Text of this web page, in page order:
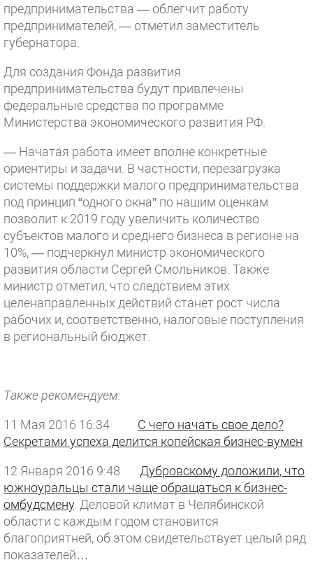
предпринимательства — облегчит работу
предпринимателей, — отметил заместитель
губернатора.
Для создания Фонда развития
предпринимательства будут привлечены
федеральные средства по программе
Министерства экономического развития РФ.
— Начатая работа имеет вполне конкретные
ориентиры и задачи. В частности, перезагрузка
системы поддержки малого предпринимательства
под принцип “одного окна” по нашим оценкам
позволит к 2019 году увеличить количество
субъектов малого и среднего бизнеса в регионе на
10%, — подчеркнул министр экономического
развития области Сергей Смольников. Также
министр отметил, что следствием этих
целенаправленных действий станет рост числа
рабочих и, соответственно, налоговые поступления
в региональный бюджет.
Также рекомендуем:
11 Мая 2016 16:34 С чего начать свое дело?
Секретами успеха делится копейская бизнес-вумен
12 Января 2016 9:48 Дубровскому доложили, что
южноуральцы стали чаще обращаться к бизнес-
омбудсмену. Деловой климат в Челябинской
области с каждым годом становится
благоприятней, об этом свидетельствует целый ряд
показателей…